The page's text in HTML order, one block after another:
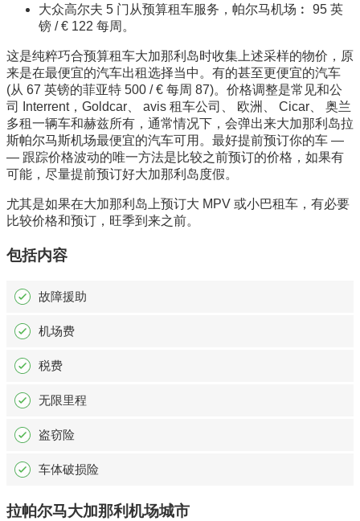
大众高尔夫 5 门从预算租车服务，帕尔马机场︰ 95 英
镑 / € 122 每周。
这是纯粹巧合预算租车大加那利岛时收集上述采样的物价，原
来是在最便宜的汽车出租选择当中。有的甚至更便宜的汽车
(从 67 英镑的菲亚特 500 / € 每周 87)。价格调整是常见和公
司 Interrent，Goldcar、 avis 租车公司、 欧洲、 Cicar、 奥兰
多租一辆车和赫兹所有，通常情况下，会弹出来大加那利岛拉
斯帕尔马斯机场最便宜的汽车可用。最好提前预订你的车 —
— 跟踪价格波动的唯一方法是比较之前预订的价格，如果有
可能，尽量提前预订好大加那利岛度假。
尤其是如果在大加那利岛上预订大 MPV 或小巴租车，有必要
比较价格和预订，旺季到来之前。
包括内容
故障援助
机场费
税费
无限里程
盗窃险
车体破损险
拉帕尔马大加那利机场城市